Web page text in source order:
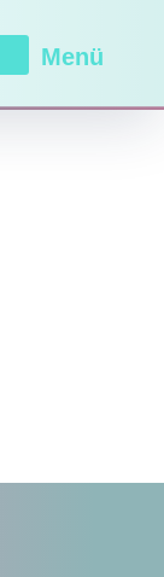
Menü